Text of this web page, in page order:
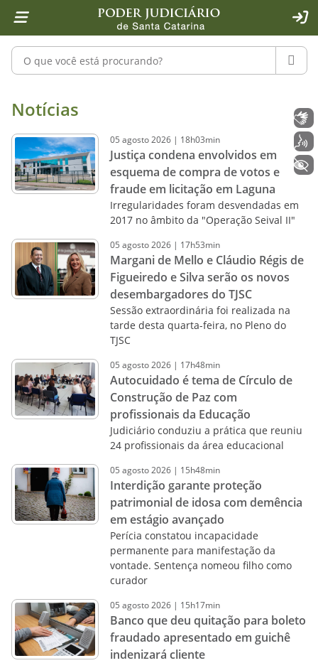
1 Ir para o conteúdo
2 Ir para a ferramenta de acessibilidade - Rybená
4 Ir para o menu principal
5 Ir para a pesquisa
6 Ir para o rodapé
7 Ir para a página inicial
Pesquisar no portal
Notícias - Imprensa - Poder
Notícias
05 agosto2026 | 18h03min
Justiça condena envolvidos em
esquema de compra de votos e
fraude em licitação em Laguna
Irregularidades foram desvendadas em
2017 no âmbito da "Operação Seival II"
05 agosto2026 | 17h53min
Margani de Mello e Cláudio Régis de
Figueiredo e Silva serão os novos
desembargadores do TJSC
Sessão extraordinária foi realizada na
tarde desta quarta-feira, no Pleno do
TJSC
05 agosto2026 | 17h48min
Autocuidado é tema de Círculo de
Construção de Paz com
profissionais da Educação
Judiciário conduziu a prática que reuniu
24 profissionais da área educacional
05 agosto2026 | 15h48min
Interdição garante proteção
patrimonial de idosa com demência
em estágio avançado
Perícia constatou incapacidade
permanente para manifestação da
vontade. Sentença nomeou filho como
curador
05 agosto2026 | 15h17min
Banco que deu quitação para boleto
fraudado apresentado em guichê
indenizará cliente
+ Acessibilidade